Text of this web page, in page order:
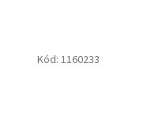
Kód:1160233